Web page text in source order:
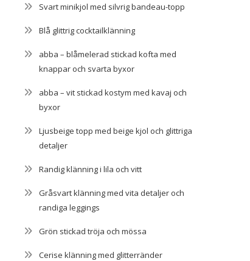
Svart minikjol med silvrig bandeau-topp
Blå glittrig cocktailklänning
abba – blåmelerad stickad kofta med
knappar och svarta byxor
abba – vit stickad kostym med kavaj och
byxor
Ljusbeige topp med beige kjol och glittriga
detaljer
Randig klänning i lila och vitt
Gråsvart klänning med vita detaljer och
randiga leggings
Grön stickad tröja och mössa
Cerise klänning med glitterränder